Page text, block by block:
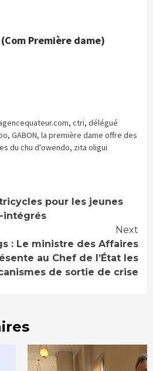
(Com Première dame)
, ctri, délégué
, GABON, la première dame offre des
du chu d'owendo, zita oligui
pour les jeunes
intégrés
Next
: Le ministre des Affaires
au Chef de l’État les
de sortie de crise